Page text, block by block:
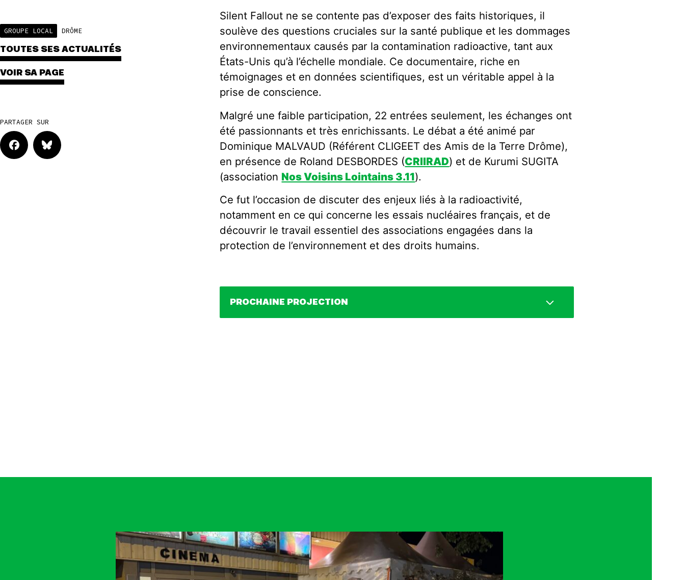
GROUPE LOCAL DRÔME
TOUTES SES ACTUALITÉS
VOIR SA PAGE
PARTAGER SUR
Silent Fallout ne se contente pas d’exposer des faits historiques, il
soulève des questions cruciales sur la santé publique et les dommages
environnementaux causés par la contamination radioactive, tant aux
États-Unis qu’à l’échelle mondiale. Ce documentaire, riche en
témoignages et en données scientifiques, est un véritable appel à la
prise de conscience.
Malgré une faible participation, 22 entrées seulement, les échanges ont
été passionnants et très enrichissants. Le débat a été animé par
Dominique MALVAUD (Référent CLIGEET des Amis de la Terre Drôme),
en présence de Roland DESBORDES (CRIIRAD) et de Kurumi SUGITA
(association Nos Voisins Lointains 3.11).
Ce fut l’occasion de discuter des enjeux liés à la radioactivité,
notamment en ce qui concerne les essais nucléaires français, et de
découvrir le travail essentiel des associations engagées dans la
protection de l’environnement et des droits humains.
PROCHAINE PROJECTION